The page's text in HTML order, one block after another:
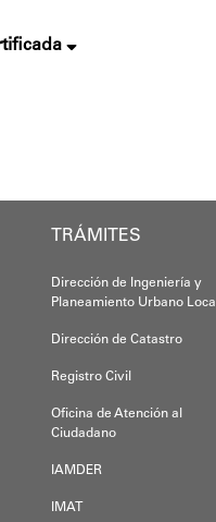
TRÁMITES
Dirección de Ingeniería y
Planeamiento Urbano Local
Dirección de Catastro
Registro Civil
Oficina de Atención al
Ciudadano
IAMDER
IMAT